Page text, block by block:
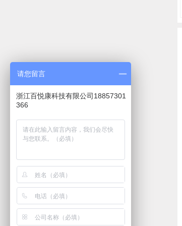
请您留言
浙江百悦康科技有限公司18857301
366